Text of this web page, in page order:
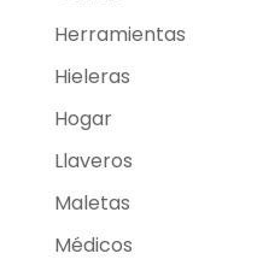
Herramientas
Hieleras
Hogar
Llaveros
Maletas
Médicos